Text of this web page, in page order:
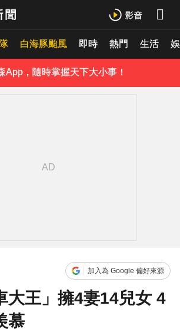
白海豚颱風 即時 熱門 生活
App，隨時掌握天下大小事！
加入為 Google 偏好來源
大王」擁4妻14兒女 4
慕